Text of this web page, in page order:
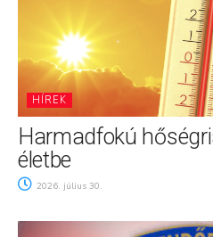
HÍREK
Harmadfokú
életbe
2026. július 30.